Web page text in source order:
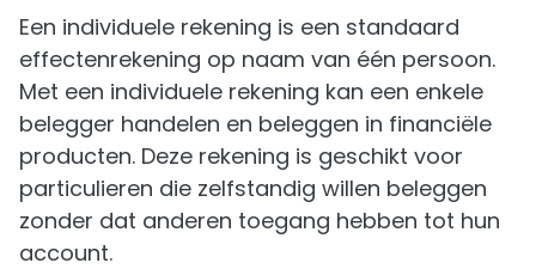
Een individuele rekening is een standaard
effectenrekening op naam van één persoon.
Met een individuele rekening kan een enkele
belegger handelen en beleggen in financiële
producten. Deze rekening is geschikt voor
particulieren die zelfstandig willen beleggen
zonder dat anderen toegang hebben tot hun
account.